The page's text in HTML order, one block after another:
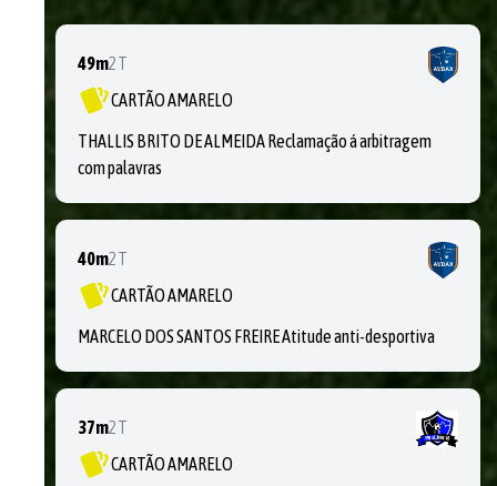
49m2T
CARTÃO AMARELO
THALLIS BRITO DE ALMEIDA Reclamação á arbitragem
com palavras
40m2T
CARTÃO AMARELO
MARCELO DOS SANTOS FREIRE Atitude anti-desportiva
37m2T
CARTÃO AMARELO